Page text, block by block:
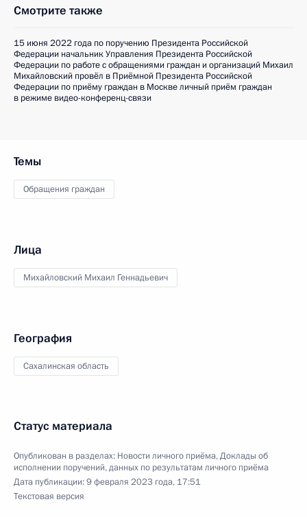
Смотрите также
15 июня 2022 года по поручению Президента Российской
Федерации начальник Управления Президента Российской
Федерации по работе с обращениями граждан и организаций Михаил
Михайловский провёл в Приёмной Президента Российской
Федерации по приёму граждан в Москве личный приём граждан
в режиме видео-конференц-связи
Темы
Обращения граждан
Лица
Михайловский Михаил Геннадьевич
География
Сахалинская область
Статус материала
Опубликован в разделах: Новости личного приёма,Доклады об
исполнении поручений, данных по результатам личного приёма
Дата публикации:9 февраля 2023 года, 17:51
Текстовая версия